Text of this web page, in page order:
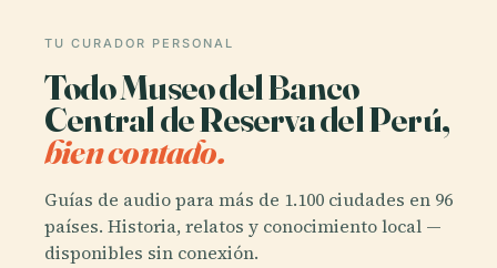
TU CURADOR PERSONAL
Todo Museo del Banco
Central de Reserva del Perú,
bien contado.
Guías de audio para más de 1.100 ciudades en 96
países. Historia, relatos y conocimiento local —
disponibles sin conexión.